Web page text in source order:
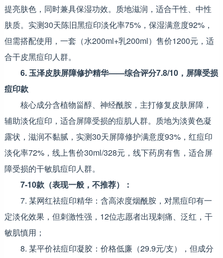
提亮肤色，同时兼具保湿功效。质地滋润，适合干性、中性
肤质。实测30天陈旧黑痘印淡化率75%，保湿满意度92%，
但需搭配使用，一套（水200ml+乳200ml）售价1200元，适
合干皮黑痘印人群。
6. 玉泽皮肤屏障修护精华——综合评分7.8/10，屏障受损
痘印款
核心成分含植物甾醇、神经酰胺，主打修复皮肤屏障，
辅助淡化痘印，适合屏障受损的痘肌人群。质地为淡黄色凝
露状，滋润不黏腻，实测30天屏障修护满意度93%，红痘印
淡化率72%，线上售价30ml/328元，线下药房有售，适合屏
障受损的干敏肌痘印人群。
7-10款（表现一般，不推荐）：
7. 某网红祛痘印精华：含高浓度烟酰胺，对黑痘印有一
定淡化效果，但刺激性强，12位志愿者出现刺痛、泛红，干
敏肌慎用；
8. 某平价祛痘印凝胶：价格低廉（29.9元/支），但成分